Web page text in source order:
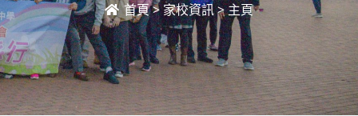
首頁> 家校資訊>主頁